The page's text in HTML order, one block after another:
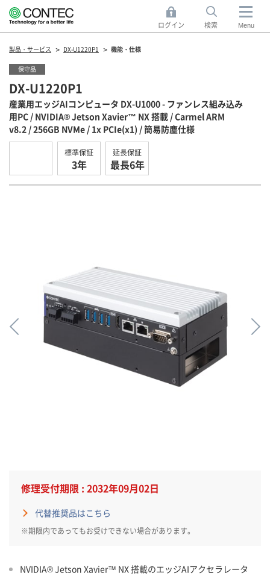
ログイン 検索 Menu
製品・サービス DX-U1220P1 機能・仕様
DX-U1220P1
産業用エッジAIコンピュータ DX-U1000 - ファンレス組み込み
用PC / NVIDIA® Jetson Xavier™ NX 搭載 / Carmel ARM
v8.2 / 256GB NVMe / 1x PCIe(x1) / 簡易防塵仕様
保守品
標準保証
3年
延長保証
最長6年
修理受付期限 : 2032年09月02日
代替推奨品はこちら
※期限内であってもお受けできない場合があります。
NVIDIA® Jetson Xavier™ NX 搭載のエッジAIアクセラレータ